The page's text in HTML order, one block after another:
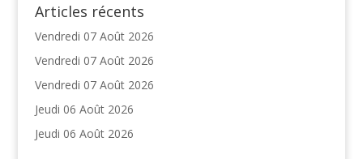
Articles récents
Vendredi 07 Août 2026
Vendredi 07 Août 2026
Vendredi 07 Août 2026
Jeudi 06 Août 2026
Jeudi 06 Août 2026